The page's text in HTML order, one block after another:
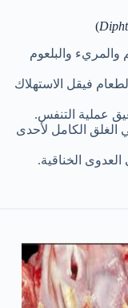
)
والمريء والبلعوم
فيقل الاستهلاك
عملية التنفس.
الغلق الكامل لأحدى
الخناقية.